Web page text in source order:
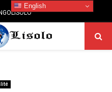
English